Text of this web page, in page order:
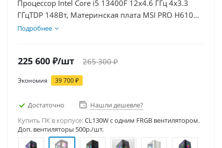
Процессор Intel Core i5 13400F 12x4.6 ГГц 4x3.3
ГГцTDP 148Вт, Материнская плата MSI PRO H610M-
E, Видеокарта RTX 5080 16Гб, Память DDR4 16Gb,
Подробнее
225 600 ₽/шт 265 300₽
Экономия 39 700₽
Достаточно
Нашли дешевле?
Купить ПК в корпусе:CL130W c одним FRGB вентилятором.
Доп. вентиляторы 500р./шт.